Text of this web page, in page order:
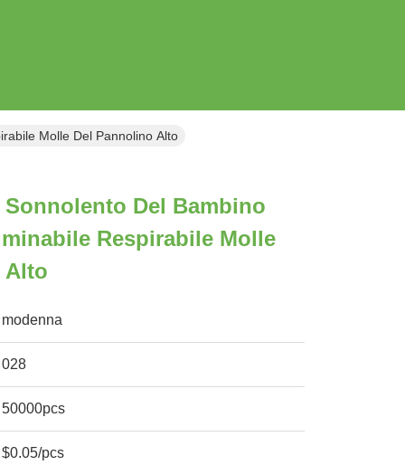
Molle Del Pannolino Alto
Del Bambino
Respirabile Molle
Alto
modenna
028
50000pcs
$0.05/pcs